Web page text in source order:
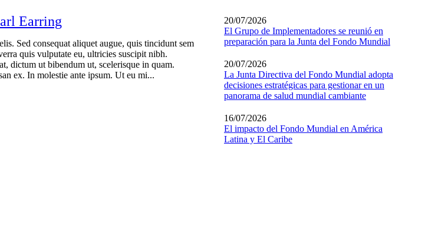
Earring
Sed consequat aliquet augue, quis tincidunt sem
quis vulputate eu, ultricies suscipit nibh.
dictum ut bibendum ut, scelerisque in quam.
ex. In molestie ante ipsum. Ut eu mi...
20/07/2026
El Grupo de Implementadores se reunió en
preparación para la Junta del Fondo Mundial
20/07/2026
La Junta Directiva del Fondo Mundial adopta
decisiones estratégicas para gestionar en un
panorama de salud mundial cambiante
16/07/2026
El impacto del Fondo Mundial en América
Latina y El Caribe